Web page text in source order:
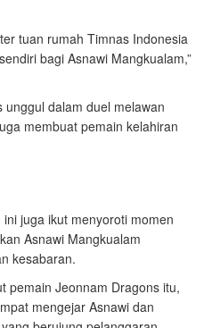
tuan rumah Timnas Indonesia
bagi Asnawi Mangkualam,”
unggul dalam duel melawan
membuat pemain kelahiran
juga ikut menyoroti momen
Asnawi Mangkualam
kesabaran.
pemain Jeonnam Dragons itu,
mengejar Asnawi dan